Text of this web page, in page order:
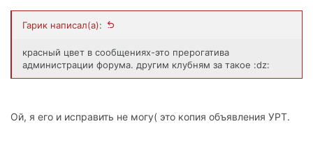
Гарик написал(а):
красный цвет в сообщениях-это прерогатива
администрации форума. другим клубням за такое :dz:
Ой, я его и исправить не могу( это копия объявления УРТ.